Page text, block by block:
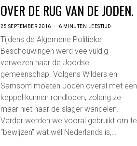
OVER DE RUG VAN DE JODEN.
25 SEPTEMBER 2016 6 MINUTEN LEESTIJD
Tijdens de Algemene Politieke
Beschouwingen werd veelvuldig
verwezen naar de Joodse
gemeenschap. Volgens Wilders en
Samsom moeten Joden overal met een
keppel kunnen rondlopen; zolang ze
maar niet naar de slager wandelen.
Verder werden we vooral gebruikt om te
“bewijzen” wat wél Nederlands is,…